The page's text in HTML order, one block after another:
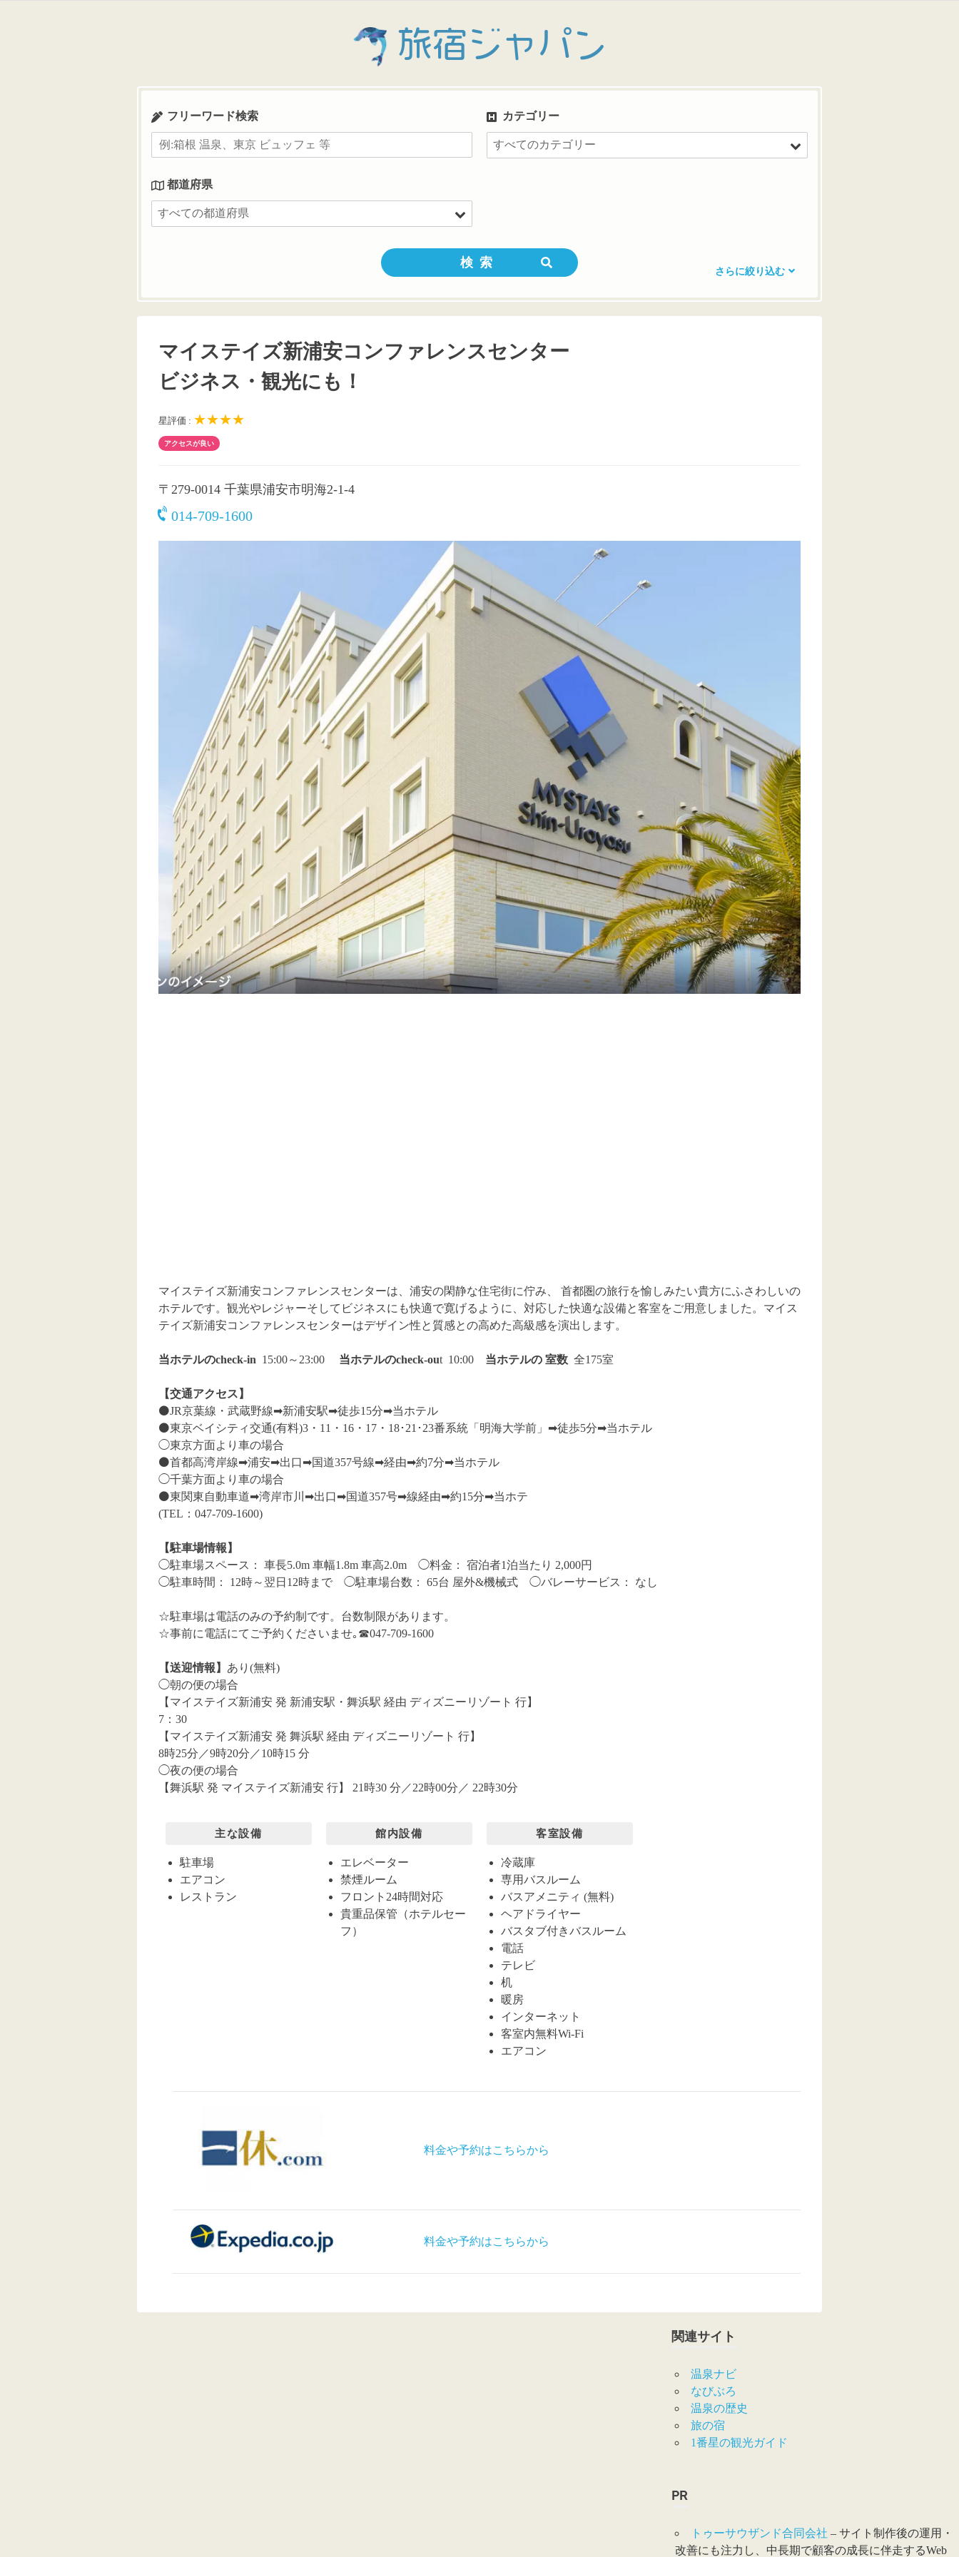
旅宿ジャパン
フリーワード検索 カテゴリー
都道府県
さらに絞り込む
マイステイズ新浦安コンファレンスセンター
ビジネス・観光にも！
星評価 : ★★★★
アクセスが良い
〒279-0014 千葉県浦安市明海2-1-4
014-709-1600
マイステイズ新浦安コンファレンスセンターは、浦安の閑静な住宅街に佇み、 首都圏の旅行を愉しみたい貴方にふさわしいの
ホテルです。観光やレジャーそしてビジネスにも快適で寛げるように、対応した快適な設備と客室をご用意しました。マイス
テイズ新浦安コンファレンスセンターはデザイン性と質感との高めた高級感を演出します。
当ホテルのcheck-in 15:00～23:00 当ホテルのcheck-out 10:00 当ホテルの 室数 全175室
【交通アクセス】
⚫️JR京葉線・武蔵野線➡︎新浦安駅➡︎徒歩15分➡︎当ホテル
⚫️東京ベイシティ交通(有料)3・11・16・17・18･21･23番系統「明海大学前」➡︎徒歩5分➡︎当ホテル
◯東京方面より車の場合
⚫️首都高湾岸線➡︎浦安➡︎出口➡︎国道357号線➡︎経由➡︎約7分➡︎当ホテル
◯千葉方面より車の場合
⚫️東関東自動車道➡︎湾岸市川➡︎出口➡︎国道357号➡︎線経由➡︎約15分➡︎当ホテ
(TEL：047-709-1600)
【駐車場情報】
◯駐車場スペース： 車長5.0m 車幅1.8m 車高2.0m ◯料金： 宿泊者1泊当たり 2,000円
◯駐車時間： 12時～翌日12時まで ◯駐車場台数： 65台 屋外&機械式 ◯バレーサービス： なし
☆駐車場は電話のみの予約制です。台数制限があります。
☆事前に電話にてご予約くださいませ｡☎︎047-709-1600
【送迎情報】 あり(無料)
◯朝の便の場合
【マイステイズ新浦安 発 新浦安駅・舞浜駅 経由 ディズニーリゾート 行】
7：30
【マイステイズ新浦安 発 舞浜駅 経由 ディズニーリゾート 行】
8時25分／9時20分／10時15 分
◯夜の便の場合
【舞浜駅 発 マイステイズ新浦安 行】 21時30 分／22時00分／ 22時30分
主な設備
駐車場
エアコン
レストラン
館内設備
エレベーター
禁煙ルーム
フロント24時間対応
貴重品保管（ホテルセー
フ）
客室設備
冷蔵庫
専用バスルーム
バスアメニティ (無料)
ヘアドライヤー
バスタブ付きバスルーム
電話
テレビ
机
暖房
インターネット
客室内無料Wi-Fi
エアコン
料金や予約はこちらから
料金や予約はこちらから
関連サイト
温泉ナビ
なびぶろ
温泉の歴史
旅の宿
1番星の観光ガイド
PR
トゥーサウザンド合同会社 – サイト制作後の運用・
改善にも注力し、中長期で顧客の成長に伴走するWeb